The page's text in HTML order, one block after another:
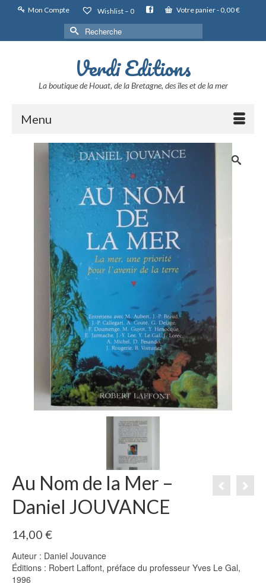
Mon Compte Wishlist – 0 Votre panier- 0,00€
Rechercher :
Verdi Editions
La boutique de Houat, de la Bretagne, des îles et de la mer
Menu
Au Nom de la Mer –
Daniel JOUVANCE
14,00 €
Auteur : Daniel Jouvance
Éditions : Robert Laffont, préface du professeur Yves Le Gal,
1996